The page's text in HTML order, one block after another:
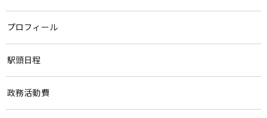
プロフィール
駅頭日程
政務活動費